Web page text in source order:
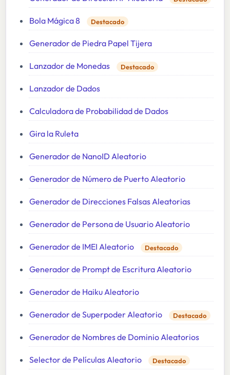
Bola Mágica 8 Destacado
Generador de Piedra Papel Tijera
Lanzador de Monedas Destacado
Lanzador de Dados
Calculadora de Probabilidad de Dados
Gira la Ruleta
Generador de NanoID Aleatorio
Generador de Número de Puerto Aleatorio
Generador de Direcciones Falsas Aleatorias
Generador de Persona de Usuario Aleatorio
Generador de IMEI Aleatorio Destacado
Generador de Prompt de Escritura Aleatorio
Generador de Haiku Aleatorio
Generador de Superpoder Aleatorio Destacado
Generador de Nombres de Dominio Aleatorios
Selector de Películas Aleatorio Destacado